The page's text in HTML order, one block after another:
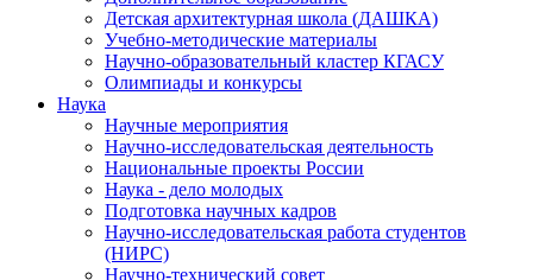
Детская архитектурная школа (ДАШКА)
Учебно-методические материалы
Научно-образовательный кластер КГАСУ
Олимпиады и конкурсы
Наука
Научные мероприятия
Научно-исследовательская деятельность
Национальные проекты России
Наука - дело молодых
Подготовка научных кадров
Научно-исследовательская работа студентов
(НИРС)
Научно-технический совет